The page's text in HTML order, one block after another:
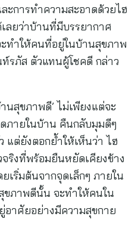
ะการทำความสะอาดด้วยไฮ
ลยว่าบ้านที่มีบรรยากาศ
ทำให้คนที่อยู่ในบ้านสุขภาพ
รภัส ตัวแทนผู้โชคดี กล่าว
นสุขภาพดี’ ไม่เพียงแต่จะ
ภายในบ้าน คืนกลับมุมดีๆ
แต่ยังตอกย้ำให้เห็นว่า ไฮ
ริงที่พร้อมยืนหยัดเคียงข้าง
เริ่มต้นจากจุดเล็กๆ ภายใน
ขภาพดีนั้น จะทำให้คนใน
าศัยอย่างมีความสุขกาย